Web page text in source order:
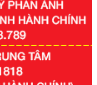
mục thủ tục hành
trong lĩnh vực hỗ trợ
thầu thuộc thẩm
Ban Quản lý Khu kinh